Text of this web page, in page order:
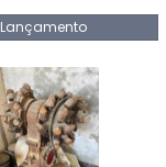
Lançamento